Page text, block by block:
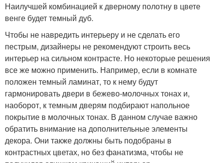
Наилучшей комбинацией к дверному полотну в цвете
венге будет темный дуб.
Чтобы не навредить интерьеру и не сделать его
пестрым, дизайнеры не рекомендуют строить весь
интерьер на сильном контрасте. Но некоторые решения
все же можно применить. Например, если в комнате
положен темный ламинат, то к нему будут
гармонировать двери в бежево-молочных тонах и,
наоборот, к темным дверям подбирают напольное
покрытие в молочных тонах. В данном случае важно
обратить внимание на дополнительные элементы
декора. Они также должны быть подобраны в
контрастных цветах, но без фанатизма, чтобы не